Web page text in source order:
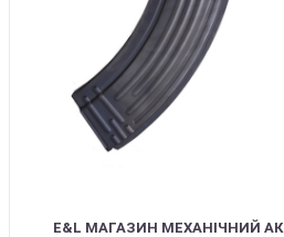
E&L МАГАЗИН МЕХАНІЧНИЙ АК